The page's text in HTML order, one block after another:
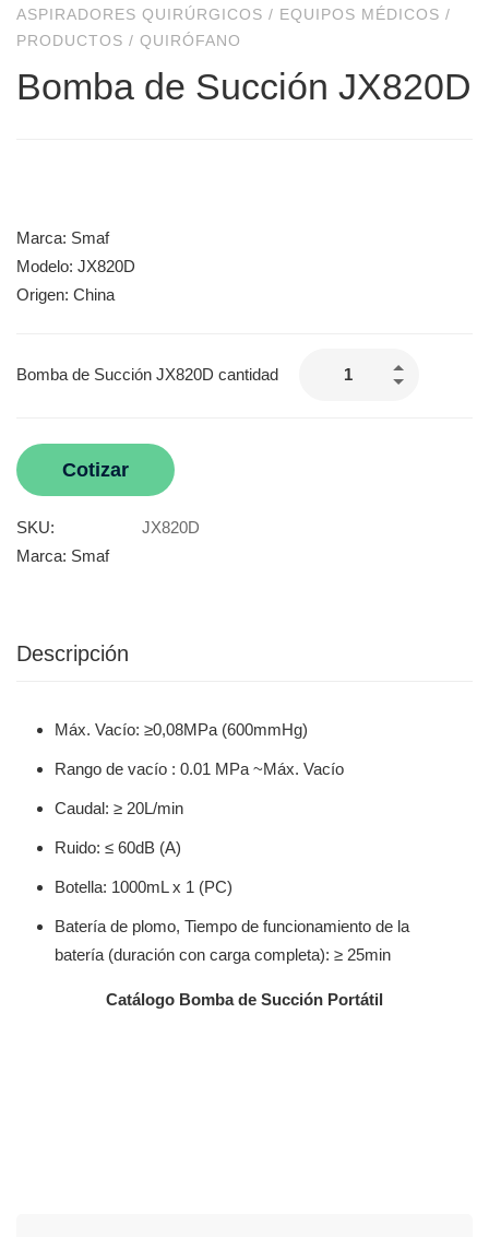
ASPIRADORES QUIRÚRGICOS / EQUIPOS MÉDICOS /
PRODUCTOS / QUIRÓFANO
Bomba de Succión JX820D
Marca: Smaf
Modelo: JX820D
Origen: China
Bomba de Succión JX820D cantidad
Cotizar
SKU:
JX820D
Marca: Smaf
Descripción
Máx. Vacío: ≥0,08MPa (600mmHg)
Rango de vacío : 0.01 MPa ~Máx. Vacío
Caudal: ≥ 20L/min
Ruido: ≤ 60dB (A)
Botella: 1000mL x 1 (PC)
Batería de plomo, Tiempo de funcionamiento de la
batería (duración con carga completa): ≥ 25min
Catálogo Bomba de Succión Portátil